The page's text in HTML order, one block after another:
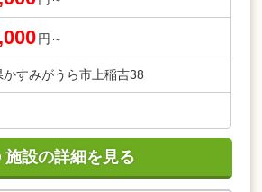
円～
かすみがうら市上稲吉38
施設の詳細を見る